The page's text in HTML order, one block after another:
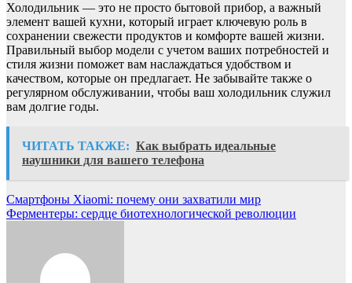
Холодильник — это не просто бытовой прибор, а важный
элемент вашей кухни, который играет ключевую роль в
сохранении свежести продуктов и комфорте вашей жизни.
Правильный выбор модели с учетом ваших потребностей и
стиля жизни поможет вам наслаждаться удобством и
качеством, которые он предлагает. Не забывайте также о
регулярном обслуживании, чтобы ваш холодильник служил
вам долгие годы.
ЧИТАТЬ ТАКЖЕ: Как выбрать идеальные
наушники для вашего телефона
Навигация
по
Смартфоны Xiaomi: почему они захватили мир
Ферментеры: сердце биотехнологической революции